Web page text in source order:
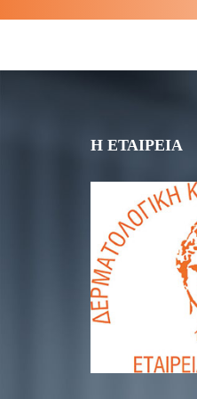
Η ΕΤΑΙΡΕΙΑ